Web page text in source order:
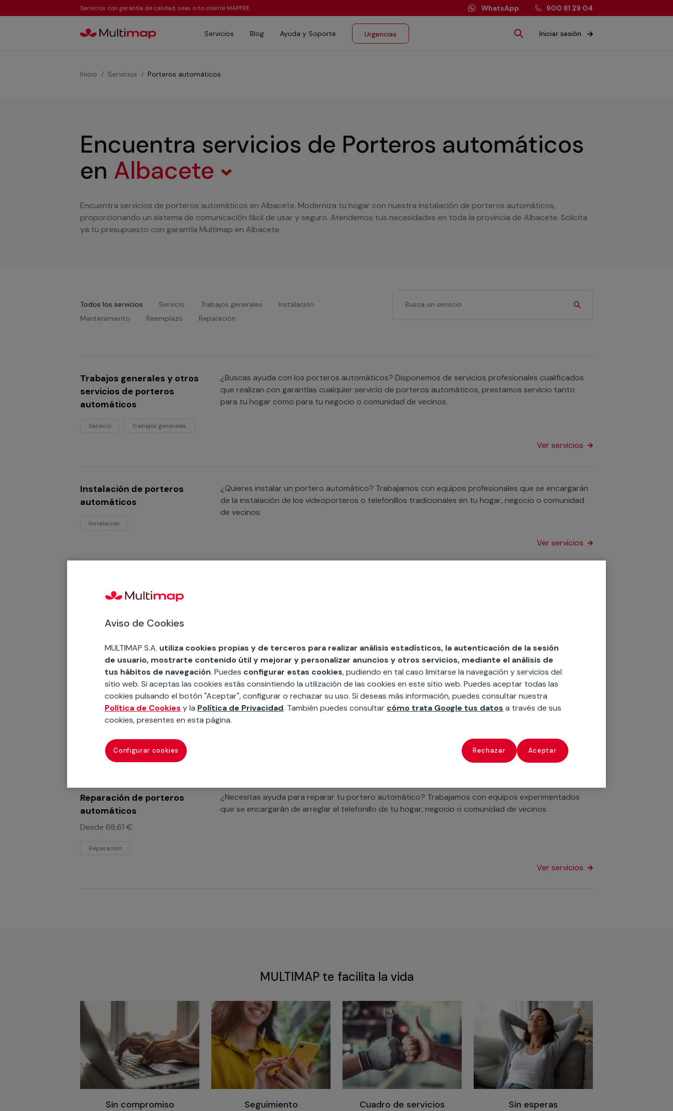
Servicios con garantía de calidad, seas o no cliente MAPFRE WhatsApp 900 81 29 04
Servicios Blog Ayuda y Soporte Urgencias Iniciar sesión
Inicio Servicios Porteros automáticos
Encuentra servicios de Porteros automáticos
en Albacete
Encuentra servicios de porteros automáticos en Albacete. Moderniza tu hogar con nuestra instalación de porteros automáticos,
proporcionando un sistema de comunicación fácil de usar y seguro. Atendemos tus necesidades en toda la provincia de Albacete. Solicita
ya tu presupuesto con garantía Multimap en Albacete.
Todos los servicios Servicio Trabajos generales
Instalación
Mantenimiento
Reemplazo Reparación
Trabajos generales y otros
servicios de porteros
automáticos
Servicio Trabajos generales
¿Buscas ayuda con los porteros automáticos? Disponemos de servicios profesionales cualificados
que realizan con garantías cualquier servicio de porteros automáticos, prestamos servicio tanto
para tu hogar como para tu negocio o comunidad de vecinos.
Ver servicios
Instalación de porteros
automáticos
Instalación
¿Quieres instalar un portero automático? Trabajamos con equipos profesionales que se encargarán
de la instalación de los videoporteros o telefonillos tradicionales en tu hogar, negocio o comunidad
de vecinos.
Ver servicios
porteros automáticos
Ver servicios
Reemplazo de porteros
automáticos
¿Estás buscando ayuda para cambiar tu portero automático? Trabajamos con servicios de técnicos
que llevarán a cabo el trabajo de cambiar el telefonillo de tu hogar o negocio de forma rápida y
eficiente.
Ver servicios
Reparación de porteros
automáticos
Desde 68,61 €
Reparación
¿Necesitas ayuda para reparar tu portero automático? Trabajamos con equipos experimentados
que se encargarán de arreglar el telefonillo de tu hogar, negocio o comunidad de vecinos.
Ver servicios
MULTIMAP te facilita la vida
Sin compromiso Seguimiento Cuadro de servicios Sin esperas
Aviso de Cookies
MULTIMAP S.A. utiliza cookies propias y de terceros para realizar análisis estadísticos, la autenticación de la sesión
de usuario, mostrarte contenido útil y mejorar y personalizar anuncios y otros servicios, mediante el análisis de
tus hábitos de navegación. Puedes configurar estas cookies, pudiendo en tal caso limitarse la navegación y servicios del
sitio web. Si aceptas las cookies estás consintiendo la utilización de las cookies en este sitio web. Puedes aceptar todas las
cookies pulsando el botón "Aceptar", configurar o rechazar su uso. Si deseas más información, puedes consultar nuestra
Política de Cookies y la Política de Privacidad. También puedes consultar cómo trata Google tus datos a través de sus
cookies, presentes en esta página.
Configurar cookies Rechazar Aceptar